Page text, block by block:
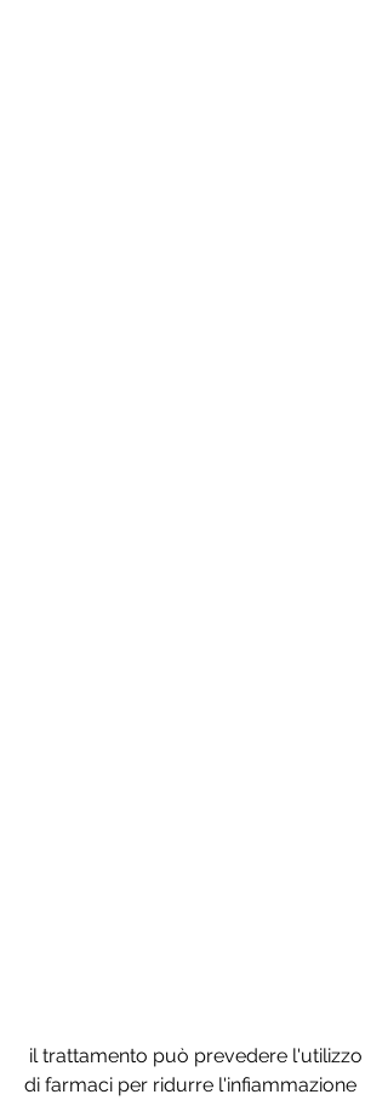
di farmaci per ridurre l'infiammazione